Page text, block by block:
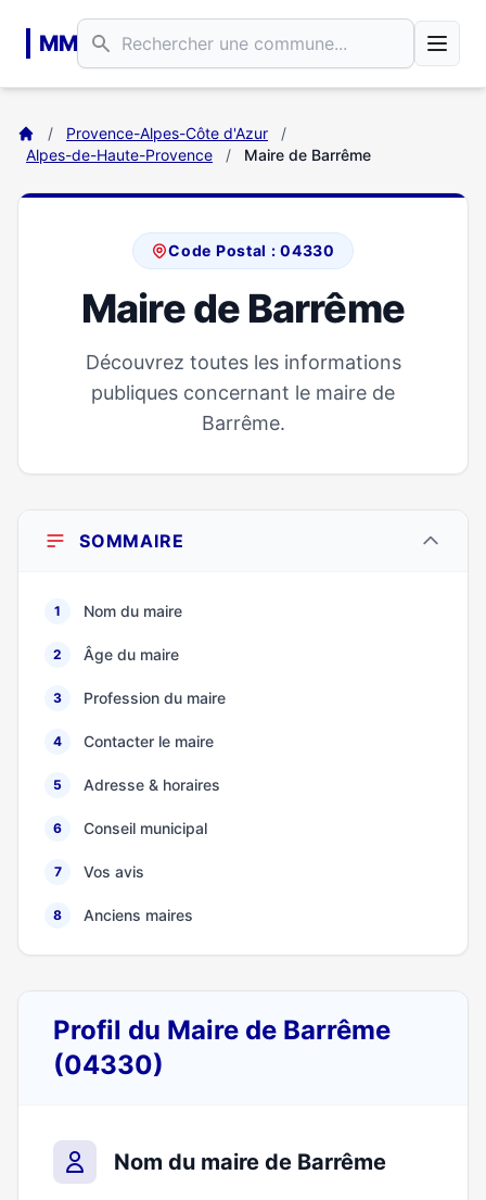
MM
/ Provence-Alpes-Côte d'Azur
/
Alpes-de-Haute-Provence
/ Maire de Barrême
Code Postal : 04330
Maire de Barrême
Découvrez toutes les informations
publiques concernant le maire de
Barrême.
SOMMAIRE
1 Nom du maire
2 Âge du maire
3 Profession du maire
4 Contacter le maire
5 Adresse & horaires
6 Conseil municipal
7 Vos avis
8 Anciens maires
Profil du Maire de Barrême
(04330)
Nom du maire de Barrême